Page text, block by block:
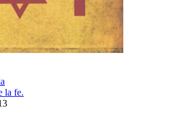
la fe.